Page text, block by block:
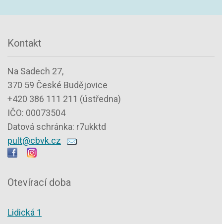
Kontakt
Na Sadech 27,
370 59 České Budějovice
+420 386 111 211 (ústředna)
IČO: 00073504
Datová schránka: r7ukktd
pult@cbvk.cz
Otevírací doba
Lidická 1